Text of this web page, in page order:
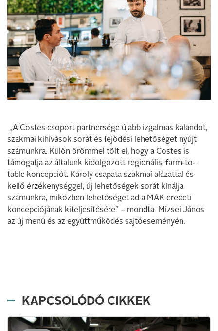
„A Costes csoport partnersége újabb izgalmas kalandot,
szakmai kihívások sorát és fejődési lehetőséget nyújt
számunkra. Külön örömmel tölt el, hogy a Costes is
támogatja az általunk kidolgozott regionális, farm-to-
table koncepciót. Károly csapata szakmai alázattal és
kellő érzékenységgel, új lehetőségek sorát kínálja
számunkra, miközben lehetőséget ad a MÁK eredeti
koncepciójának kiteljesítésére” – mondta Mizsei János
az új menü és az együttműködés sajtóeseményén.
KAPCSOLÓDÓ CIKKEK